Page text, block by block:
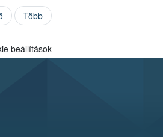
Több
beállítások